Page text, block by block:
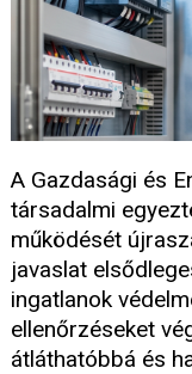
A Gazdasági és
társadalmi
működését
javaslat
ingatlanok
ellenőrzéseket
átláthatóbbá és